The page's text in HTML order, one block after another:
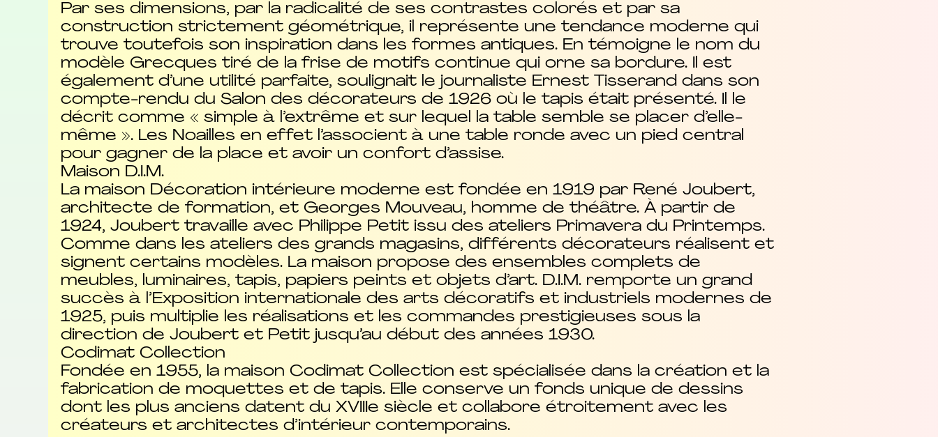
Par ses dimensions, par la radicalité de ses contrastes colorés et par sa
construction strictement géométrique, il représente une tendance moderne qui
trouve toutefois son inspiration dans les formes antiques. En témoigne le nom du
modèle Grecques tiré de la frise de motifs continue qui orne sa bordure. Il est
également d’une utilité parfaite, soulignait le journaliste Ernest Tisserand dans son
compte-rendu du Salon des décorateurs de 1926 où le tapis était présenté. Il le
décrit comme « simple à l’extrême et sur lequel la table semble se placer d’elle-
même ». Les Noailles en effet l’associent à une table ronde avec un pied central
pour gagner de la place et avoir un confort d’assise.
Maison D.I.M.
La maison Décoration intérieure moderne est fondée en 1919 par René Joubert,
architecte de formation, et Georges Mouveau, homme de théâtre. À partir de
1924, Joubert travaille avec Philippe Petit issu des ateliers Primavera du Printemps.
Comme dans les ateliers des grands magasins, différents décorateurs réalisent et
signent certains modèles. La maison propose des ensembles complets de
meubles, luminaires, tapis, papiers peints et objets d’art. D.I.M. remporte un grand
succès à l’Exposition internationale des arts décoratifs et industriels modernes de
1925, puis multiplie les réalisations et les commandes prestigieuses sous la
direction de Joubert et Petit jusqu’au début des années 1930.
Codimat Collection
Fondée en 1955, la maison Codimat Collection est spécialisée dans la création et la
fabrication de moquettes et de tapis. Elle conserve un fonds unique de dessins
dont les plus anciens datent du XVIIIe siècle et collabore étroitement avec les
créateurs et architectes d’intérieur contemporains.